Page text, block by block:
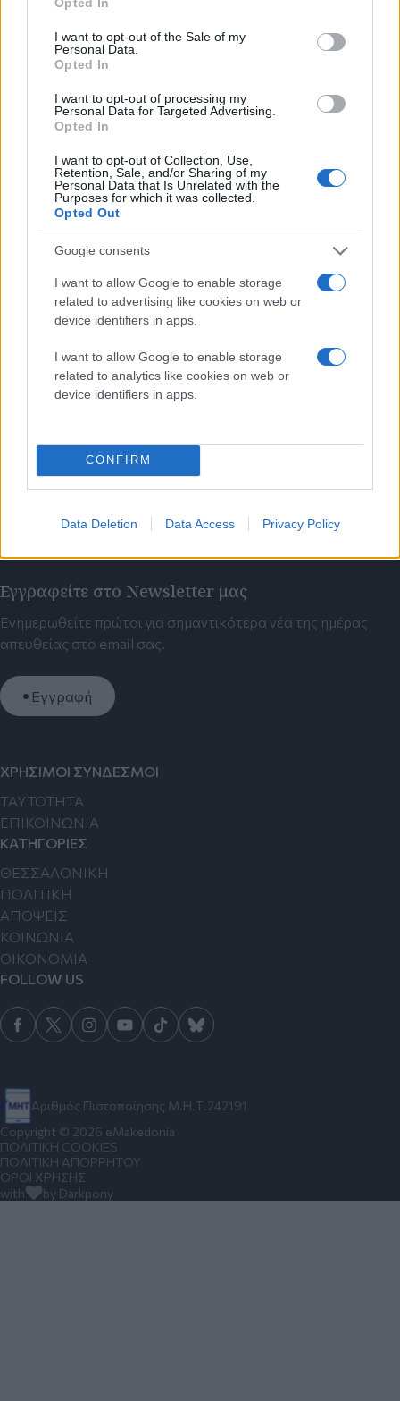
use your data for below specified purposes in below Google
consent section.
I want to opt-out of the Sale of my
Personal Data.
Opted In
I want to opt-out of processing my
Personal Data for Targeted Advertising.
Opted In
I want to opt-out of Collection, Use,
Retention, Sale, and/or Sharing of my
Personal Data that Is Unrelated with the
Purposes for which it was collected.
Opted Out
Google consents
I want to allow Google to enable storage
related to advertising like cookies on web or
device identifiers in apps.
I want to allow Google to enable storage
related to analytics like cookies on web or
device identifiers in apps.
CONFIRM
Data Deletion Data Access Privacy Policy
Η δημοσίευση κοινοποιήθηκε από το χρήστη Fidias Cyprus
Εγγραφείτε στο Newsletter μας
Ενημερωθείτε πρώτοι για σημαντικότερα νέα της ημέρας
απευθείας στο email σας.
Εγγραφή
Αριθμός Πιστοποίησης Μ.Η.Τ.242191
ΧΡΗΣΙΜΟΙ ΣΥΝΔΕΣΜΟΙ
TAYTOTHTA
ΕΠΙΚΟΙΝΩΝΙΑ
ΚΑΤΗΓΟΡΙΕΣ
ΘΕΣΣΑΛΟΝΙΚΗ
ΠΟΛΙΤΙΚΗ
ΑΠΟΨΕΙΣ
ΚΟΙΝΩΝΙΑ
ΟΙΚΟΝΟΜΙΑ
FOLLOW US
Copyright © 2026 eMakedonia
ΠΟΛΙΤΙΚΗ COOKIES
ΠΟΛΙΤΙΚΗ ΑΠΟΡΡΗΤΟΥ
ΟΡΟΙ ΧΡΗΣΗΣ
with
by Darkpony